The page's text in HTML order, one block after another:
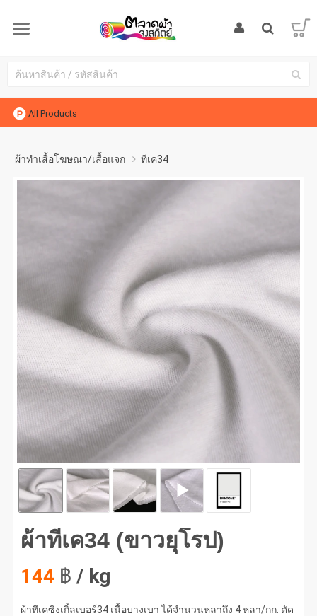
All Products
ผ้าทำเสื้อโฆษณา/เสื้อแจก ทีเค34
ทีเค34 (ขาวยุโรป) #1
ผ้าทีเค34 (ขาวยุโรป)
144 ฿ / kg
ผ้าทีเคซิงเกิ้ลเบอร์34 เนื้อบางเบา ได้จำนวนหลาถึง 4 หลา/กก. ตัด